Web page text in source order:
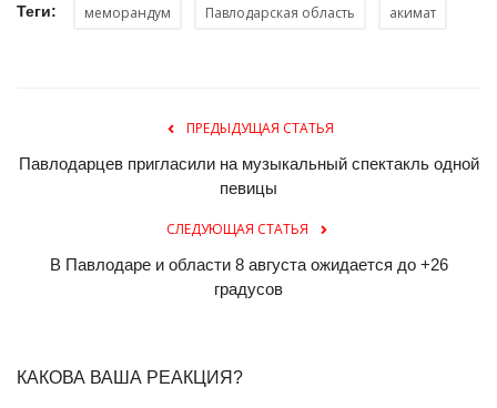
Теги: меморандум Павлодарская область акимат
ПРЕДЫДУЩАЯ СТАТЬЯ
Павлодарцев пригласили на музыкальный спектакль одной
певицы
СЛЕДУЮЩАЯ СТАТЬЯ
В Павлодаре и области 8 августа ожидается до +26
градусов
КАКОВА ВАША РЕАКЦИЯ?